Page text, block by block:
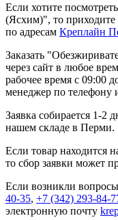
Если хотите
(Ясхим)", то приходите
по адресам Креплайн
Заказать
через сайт в любое
рабочее время с 09:00
менеджер по телефону
Заявка собирается 1-2
нашем складе в Перми.
Если товар находится
то сбор заявки может
Если возникли
40-35, +7 (342) 293-84-
электронную почту